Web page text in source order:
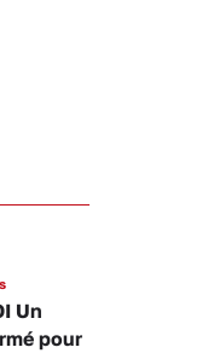
Un
pour